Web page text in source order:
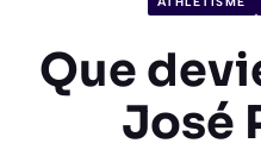
Que
José